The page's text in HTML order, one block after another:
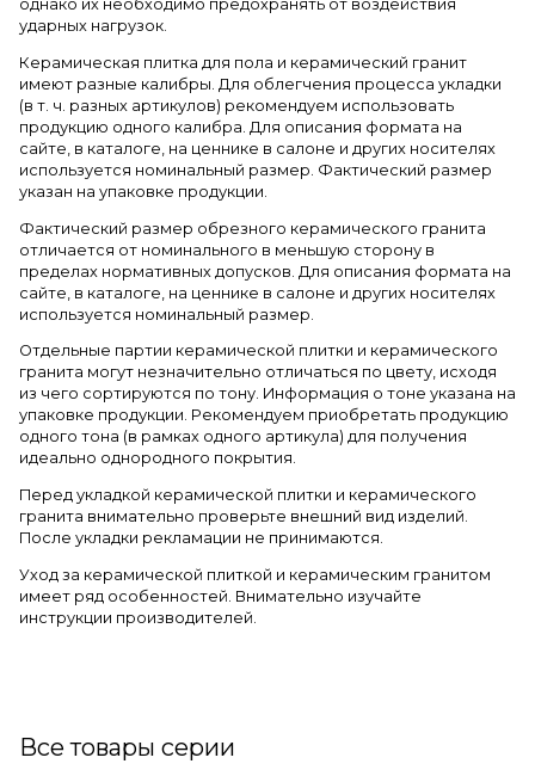
однако их необходимо предохранять от воздействия
ударных нагрузок.
Керамическая плитка для пола и керамический гранит
имеют разные калибры. Для облегчения процесса укладки
(в т. ч. разных артикулов) рекомендуем использовать
продукцию одного калибра. Для описания формата на
сайте, в каталоге, на ценнике в салоне и других носителях
используется номинальный размер. Фактический размер
указан на упаковке продукции.
Фактический размер обрезного керамического гранита
отличается от номинального в меньшую сторону в
пределах нормативных допусков. Для описания формата на
сайте, в каталоге, на ценнике в салоне и других носителях
используется номинальный размер.
Отдельные партии керамической плитки и керамического
гранита могут незначительно отличаться по цвету, исходя
из чего сортируются по тону. Информация о тоне указана на
упаковке продукции. Рекомендуем приобретать продукцию
одного тона (в рамках одного артикула) для получения
идеально однородного покрытия.
Перед укладкой керамической плитки и керамического
гранита внимательно проверьте внешний вид изделий.
После укладки рекламации не принимаются.
Уход за керамической плиткой и керамическим гранитом
имеет ряд особенностей. Внимательно изучайте
инструкции производителей.
Все товары серии